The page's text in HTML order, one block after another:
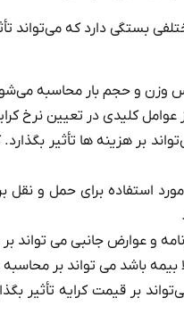
بستگی دارد که می‌تواند
وزن و حجم بار محاسبه
عوامل کلیدی در تعیین نرخ
بر هزینه‌ ها تأثیر
استفاده برای حمل و نقل
و عوارض جانبی می تواند بر
بیمه باشد می تواند بر
بر قیمت کرایه تأثیر